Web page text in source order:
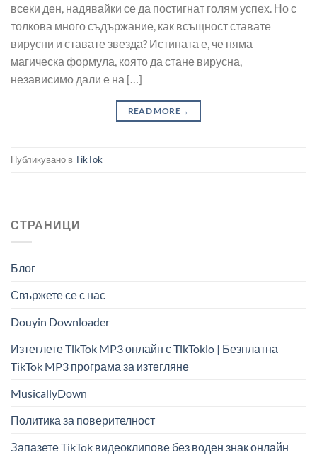
всеки ден, надявайки се да постигнат голям успех. Но с
толкова много съдържание, как всъщност ставате
вирусни и ставате звезда? Истината е, че няма
магическа формула, която да стане вирусна,
независимо дали е на […]
READ MORE→
Публикувано вTikTok
СТРАНИЦИ
Блог
Свържете се с нас
Douyin Downloader
Изтеглете TikTok MP3 онлайн с TikTokio | Безплатна
TikTok MP3 програма за изтегляне
MusicallyDown
Политика за поверителност
Запазете TikTok видеоклипове без воден знак онлайн